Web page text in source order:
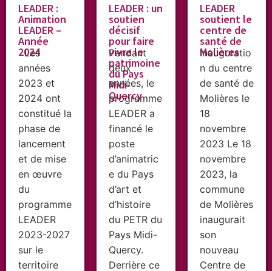
LEADER :
Animation
LEADER –
Année
2024
Les
années
2023 et
2024 ont
constitué la
phase de
lancement
et de mise
en œuvre
du
programme
LEADER
2023-2027
sur le
territoire
LEADER : un
soutien
décisif
pour faire
vivre le
patrimoine
du Pays
Midi-
Quercy
Pendant
deux
années, le
programme
LEADER a
financé le
poste
d’animatric
e du Pays
d’art et
d’histoire
du PETR du
Pays Midi-
Quercy.
Derrière ce
LEADER
soutient le
centre de
santé de
Molières
Inauguratio
n du centre
de santé de
Molières le
18
novembre
2023 Le 18
novembre
2023, la
commune
de Molières
inaugurait
son
nouveau
Centre de